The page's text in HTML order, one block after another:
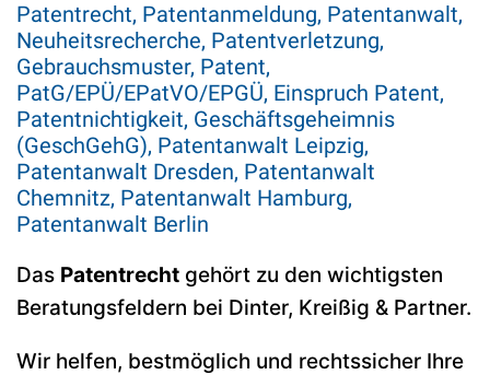
Patentrecht, Patentanmeldung, Patentanwalt,
Neuheitsrecherche, Patentverletzung,
Gebrauchsmuster, Patent,
PatG/EPÜ/EPatVO/EPGÜ, Einspruch Patent,
Patentnichtigkeit, Geschäftsgeheimnis
(GeschGehG), Patentanwalt Leipzig,
Patentanwalt Dresden, Patentanwalt
Chemnitz, Patentanwalt Hamburg,
Patentanwalt Berlin
Das Patentrecht gehört zu den wichtigsten
Beratungsfeldern bei Dinter, Kreißig & Partner.
Wir helfen, bestmöglich und rechtssicher Ihre